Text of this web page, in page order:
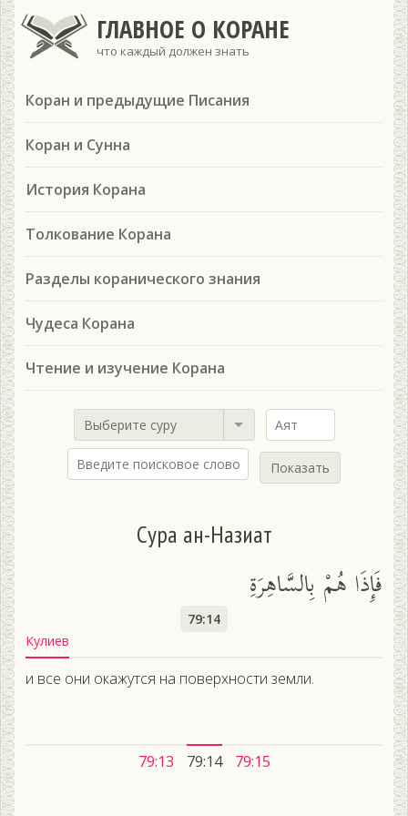
ГЛАВНОЕ О КОРАНЕ
что каждый должен знать
Коран и предыдущие Писания
Коран и Сунна
История Корана
Толкование Корана
Разделы коранического знания
Чудеса Корана
Чтение и изучение Корана
Выберите суру
Показать
Сура ан-Назиат
فَإِذَا هُمْ بِالسَّاهِرَةِ
79:14
Кулиев
и все они окажутся на поверхности земли.
79:13 79:14 79:15